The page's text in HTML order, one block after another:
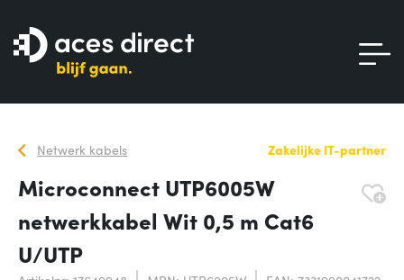
Netwerk kabels Zakelijke IT-partner
Microconnect UTP6005W
netwerkkabel Wit 0,5 m Cat6
U/UTP